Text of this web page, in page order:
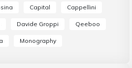
Capital Cappellini
Davide Groppi Qeeboo
Monography